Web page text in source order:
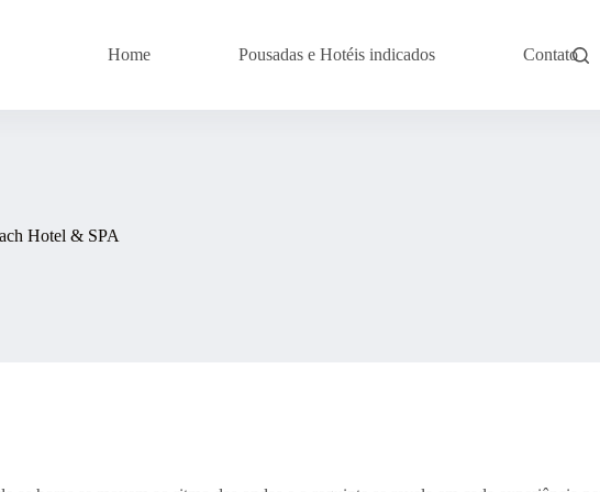
Home Pousadas e Hotéis indicados Contato
Hotel & SPA​